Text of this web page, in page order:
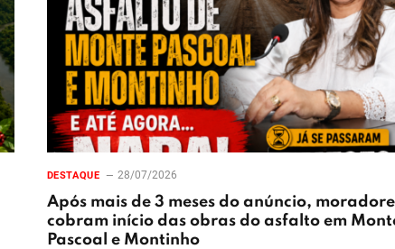
DESTAQUE 28/07/2026
Após mais de 3 meses do anúncio,
cobram início das obras do asfalto em
Pascoal e Montinho